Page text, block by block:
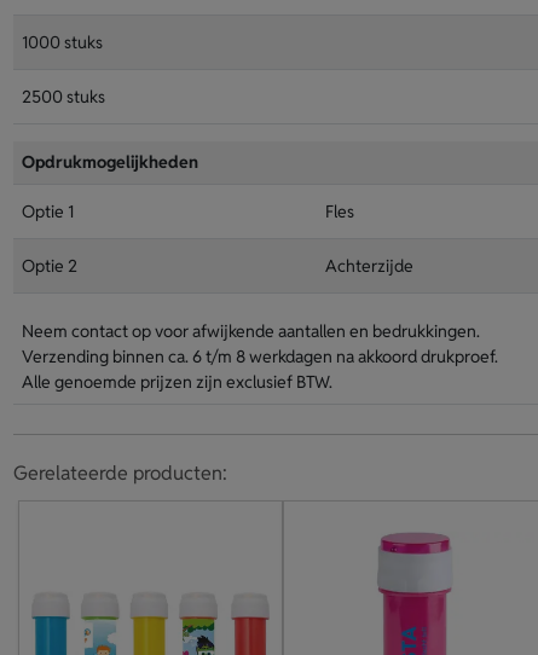
1000 stuks
2500 stuks
Opdrukmogelijkheden
Optie 1 Fles
Optie 2 Achterzijde
Neem contact op voor afwijkende aantallen en bedrukkingen.
Verzending binnen ca. 6 t/m 8 werkdagen na akkoord drukproef.
Alle genoemde prijzen zijn exclusief BTW.
Gerelateerde producten: